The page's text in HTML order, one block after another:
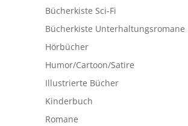
Bücherkiste Sci-Fi
Bücherkiste Unterhaltungsromane
Hörbücher
Humor/Cartoon/Satire
Illustrierte Bücher
Kinderbuch
Romane